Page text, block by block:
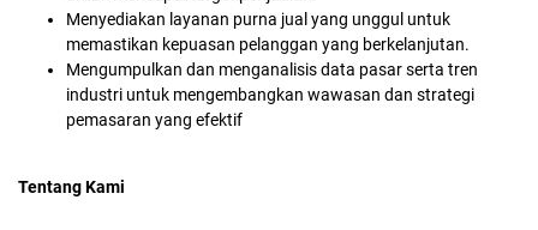
Menyediakan layanan purna jual yang unggul untuk
memastikan kepuasan pelanggan yang berkelanjutan.
Mengumpulkan dan menganalisis data pasar serta tren
industri untuk mengembangkan wawasan dan strategi
pemasaran yang efektif
Tentang Kami